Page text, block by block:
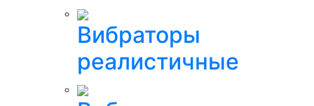
Вибраторы
реалистичные